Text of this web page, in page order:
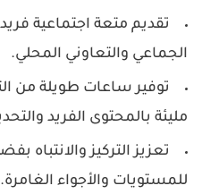
تقديم متعة اجتماعية
الجماعي والتعاوني المحلي.
توفير ساعات طويلة من
مليئة بالمحتوى الفريد
تعزيز التركيز والانتباه
للمستويات والأجواء الغامرة.